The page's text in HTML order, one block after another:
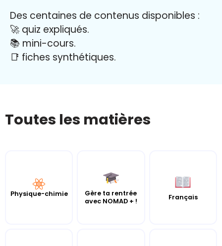
Des centaines de contenus disponibles :
🚀 quiz expliqués.
📚 mini-cours.
📑 fiches synthétiques.
Toutes les matières
Physique-chimie
Gère ta rentrée
avec NOMAD + !
Français